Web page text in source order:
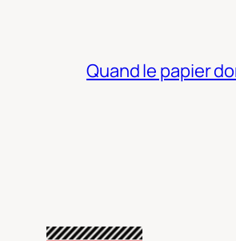
Quand le papier